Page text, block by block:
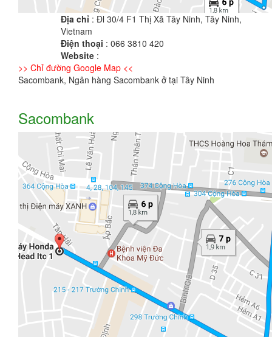
Địa chỉ : Đl 30/4 F1 Thị Xã Tây Ninh, Tây Ninh,
Vietnam
Điện thoại : 066 3810 420
Website :
>> Chỉ đường Google Map <<
Sacombank, Ngân hàng Sacombank ở tại Tây Ninh
Sacombank